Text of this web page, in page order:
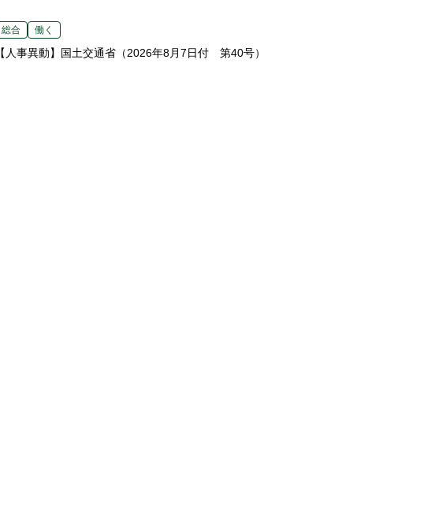
総合 働く
【人事異動】国土交通省（2026年8月7日付 第40号）